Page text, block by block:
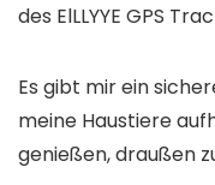
des ElLLYYE GPS
Es gibt mir ein
meine Haustiere
genießen, draußen